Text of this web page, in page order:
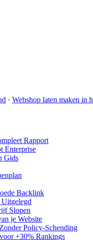
· Webshop laten maken in
Rapport
Enterprise
Gids
Backlink
Slopen
je Website
Policy-Schending
+30% Rankings